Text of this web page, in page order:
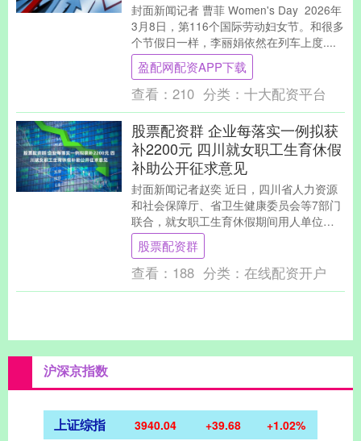
封面新闻记者 曹菲 Women's Day 2026年
3月8日，第116个国际劳动妇女节。和很多
个节假日一样，李丽娟依然在列车上度....
盈配网配资APP下载
查看： 210 分类： 十大配资平台
股票配资群 企业每落实一例拟获
补2200元 四川就女职工生育休假
补助公开征求意见
封面新闻记者赵奕 近日，四川省人力资源
和社会保障厅、省卫生健康委员会等7部门
联合，就女职工生育休假期间用人单位补
助相关事项公开征求社会意见，征求意见
时间为202....
股票配资群
查看： 188 分类： 在线配资开户
沪深京指数
上证综指 3940.04 +39.68 +1.02%